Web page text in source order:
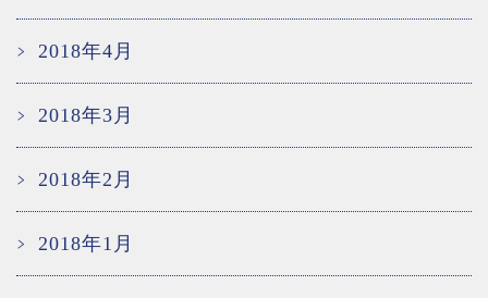
2018年4月
2018年3月
2018年2月
2018年1月